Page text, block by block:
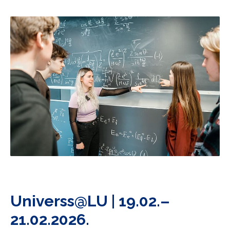
Universs@LU | 19.02.–
21.02.2026.